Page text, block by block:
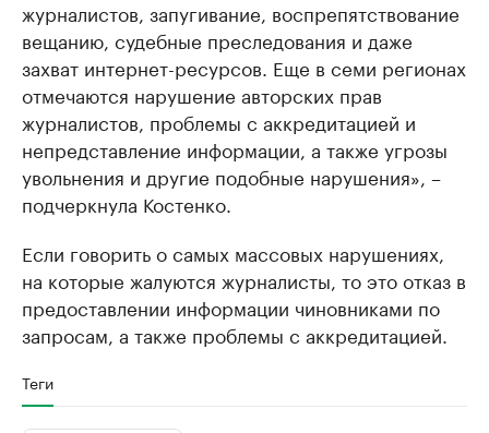
журналистов, запугивание, воспрепятствование
вещанию, судебные преследования и даже
захват интернет-ресурсов. Еще в семи регионах
отмечаются нарушение авторских прав
журналистов, проблемы с аккредитацией и
непредставление информации, а также угрозы
увольнения и другие подобные нарушения», –
подчеркнула Костенко.
Если говорить о самых массовых нарушениях,
на которые жалуются журналисты, то это отказ в
предоставлении информации чиновниками по
запросам, а также проблемы с аккредитацией.
Теги